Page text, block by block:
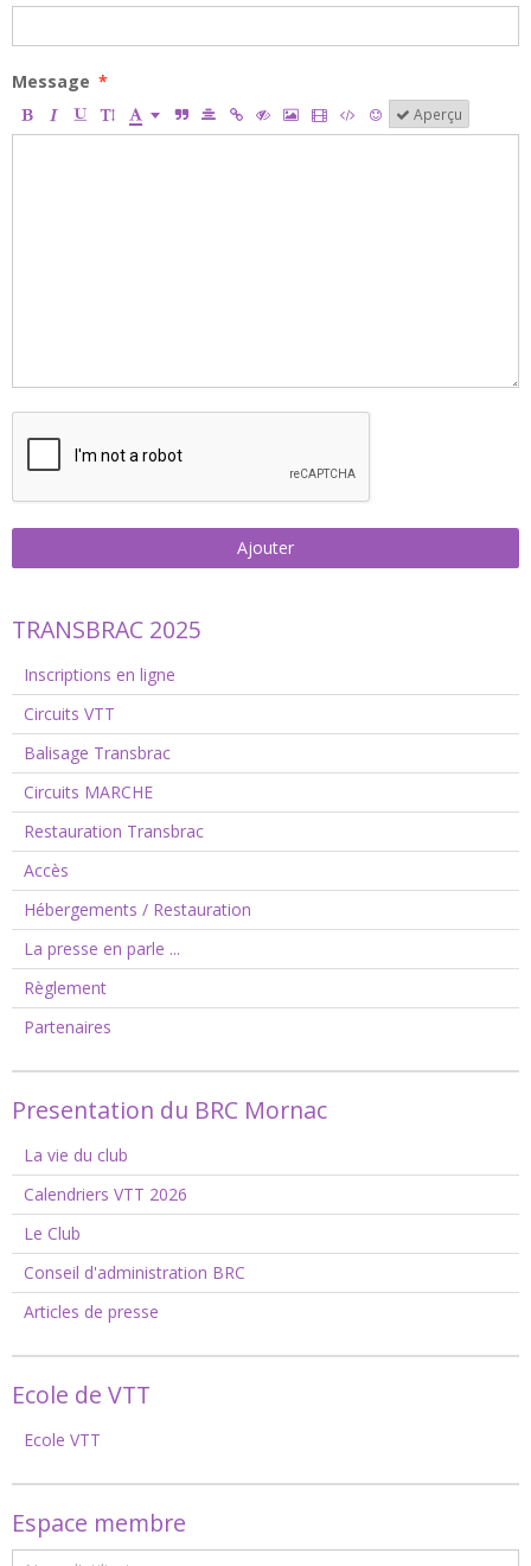
Message
Aperçu
Ajouter
TRANSBRAC 2025
Inscriptions en ligne
Circuits VTT
Balisage Transbrac
Circuits MARCHE
Restauration Transbrac
Accès
Hébergements / Restauration
La presse en parle ...
Règlement
Partenaires
Presentation du BRC Mornac
La vie du club
Calendriers VTT 2026
Le Club
Conseil d'administration BRC
Articles de presse
Ecole de VTT
Ecole VTT
Espace membre